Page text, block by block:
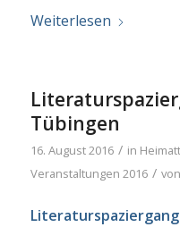
Weiterlesen
Tübingen
16. August 2016 / in
Veranstaltungen 2016 / von